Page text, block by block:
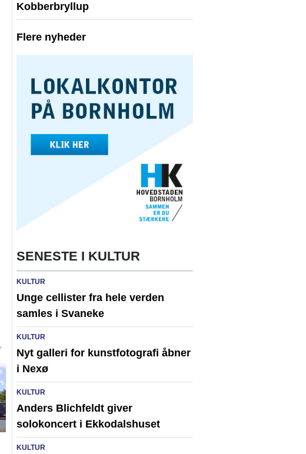
Kobberbryllup
Flere nyheder
SENESTE I KULTUR
KULTUR
Unge cellister fra hele verden
samles i Svaneke
KULTUR
Nyt galleri for kunstfotografi åbner
i Nexø
KULTUR
Anders Blichfeldt giver
solokoncert i Ekkodalshuset
KULTUR